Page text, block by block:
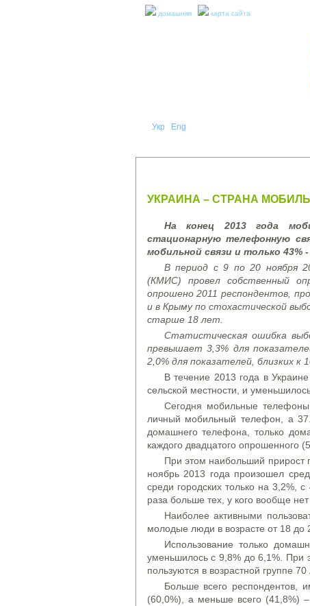
домашняя карта сайта
Укр Eng
УКРАИНА – СТРАНА
На конец 2013года моб
стационарную телефонную
мобильной связи и только 43%
В период с 9 по 20 ноября
(КМИС) провел собственный
опрошено 2011 респондентов,
и в Крыму по стохастической
старше 18 лет.
Статистическая ошибка
превышает 3,3% для
2,0% для показателей, близких к
В течение 2013 года в
сельской местности, и
Сегодня мобильные
личный мобильный телефон, а
домашнего телефона, только
каждого двадцатого опрошенного
При этом наибольший прирост
ноябрь 2013 года произошел
среди городских только на 3,2%,
раза больше тех, у кого вообще
Наиболее активными
молодые люди в возрасте от 18 до
Использование только
уменьшилось с 9,8% до 6,1%. При
пользуются в возрастной группе
Больше всего респондентов,
(60,0%), а меньше всего (41,8%)